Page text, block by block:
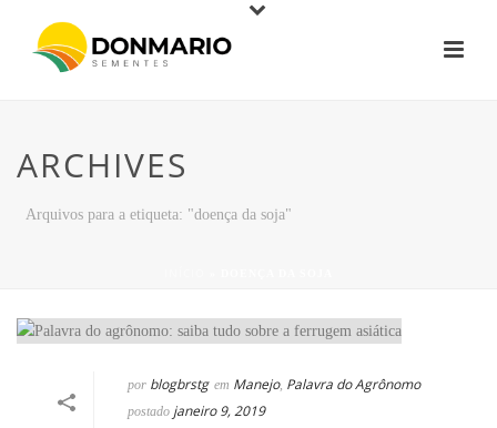
ARCHIVES
Arquivos para a etiqueta: "doença da soja"
por blogbrstg em Manejo, Palavra do Agrônomo
postado janeiro 9, 2019